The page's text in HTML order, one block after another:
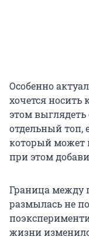
Особенно
хочется
этом
отдельный топ,
который может
при этом
Граница между
размылась не
жизни